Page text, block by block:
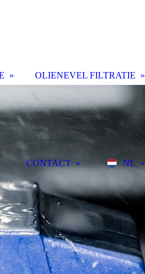
OLIENEVEL FILTRATIE
CONTACT NL